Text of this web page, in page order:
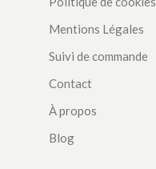
Mentions Légales
Suivi de commande
Contact
À propos
Blog